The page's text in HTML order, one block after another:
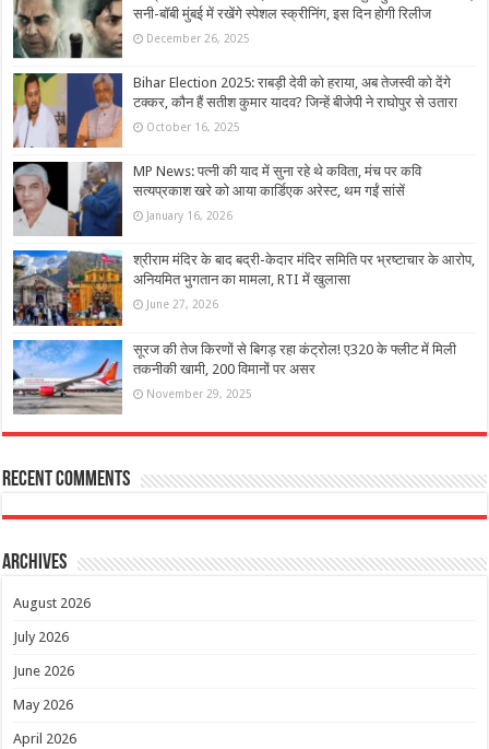
सनी-बॉबी मुंबई में रखेंगे स्पेशल स्क्रीनिंग, इस दिन होगी रिलीज
December 26, 2025
Bihar Election 2025: राबड़ी देवी को हराया, अब तेजस्वी को देंगे
टक्कर, कौन हैं सतीश कुमार यादव? जिन्हें बीजेपी ने राघोपुर से उतारा
October 16, 2025
MP News: पत्नी की याद में सुना रहे थे कविता, मंच पर कवि
सत्यप्रकाश खरे को आया कार्डिएक अरेस्ट, थम गईं सांसें
January 16, 2026
श्रीराम मंदिर के बाद बद्री-केदार मंदिर समिति पर भ्रष्टाचार के आरोप,
अनियमित भुगतान का मामला, RTI में खुलासा
June 27, 2026
सूरज की तेज किरणों से बिगड़ रहा कंट्रोल! ए320 के फ्लीट में मिली
तकनीकी खामी, 200 विमानों पर असर
November 29, 2025
Recent Comments
Archives
August 2026
July 2026
June 2026
May 2026
April 2026